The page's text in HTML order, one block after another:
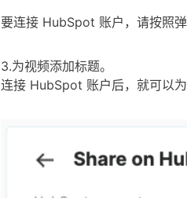
要连接 HubSpot 账户，请按照弹
3.为视频添加标题。
连接 HubSpot 账户后，就可以